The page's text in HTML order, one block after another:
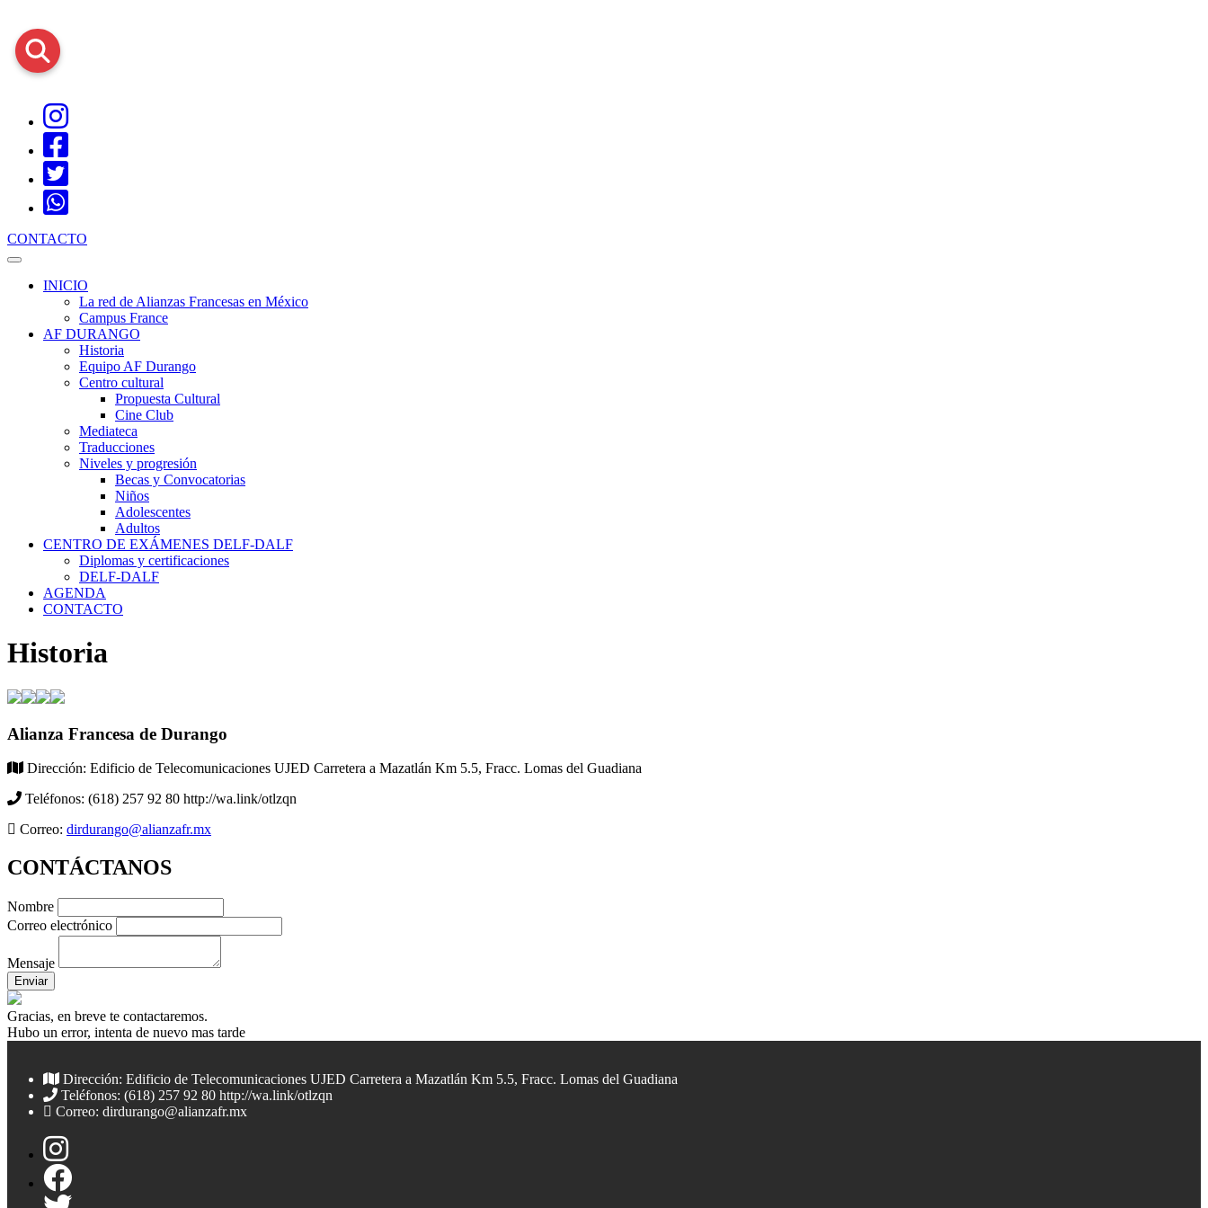
CONTACTO
INICIO
La red de Alianzas Francesas en México
Campus France
AF DURANGO
Historia
Equipo AF Durango
Centro cultural
Propuesta Cultural
Cine Club
Mediateca
Traducciones
Niveles y progresión
Becas y Convocatorias
Niños
Adolescentes
Adultos
CENTRO DE EXÁMENES DELF-DALF
Diplomas y certificaciones
DELF-DALF
AGENDA
CONTACTO
Historia
Alianza Francesa de Durango
Dirección: Edificio de Telecomunicaciones UJED Carretera a Mazatlán Km 5.5, Fracc. Lomas del Guadiana
Teléfonos: (618) 257 92 80 http://wa.link/otlzqn
Correo: dirdurango@alianzafr.mx
CONTÁCTANOS
Nombre
Correo electrónico
Mensaje
Enviar
Gracias, en breve te contactaremos.
Hubo un error, intenta de nuevo mas tarde
Dirección: Edificio de Telecomunicaciones UJED Carretera a Mazatlán Km 5.5, Fracc. Lomas del Guadiana
Teléfonos: (618) 257 92 80 http://wa.link/otlzqn
Correo: dirdurango@alianzafr.mx